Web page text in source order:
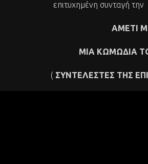
επιτυχημένη συνταγή την
ΑΜΕΤΙ
ΜΙΑ ΚΩΜΩΔΙΑ
( ΣΥΝΤΕΛΕΣΤΕΣ ΤΗΣ